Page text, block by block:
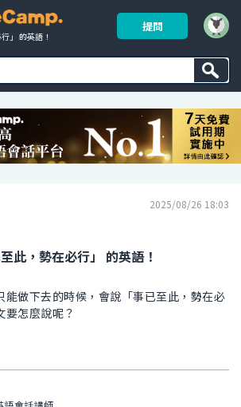
」 的英語！
提問
2025/08/26 18:03
此，勢在必行」 的英語！
能做下去的時候，會說「事已至此，勢在必
要怎麼說呢？